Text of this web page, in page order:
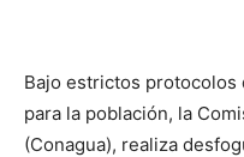
Bajo estrictos
para la población, la
(Conagua), realiza